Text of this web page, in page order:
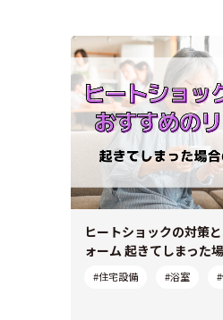
ヒートショックの対策
ォーム 起きてしまった
#住宅設備 #浴室